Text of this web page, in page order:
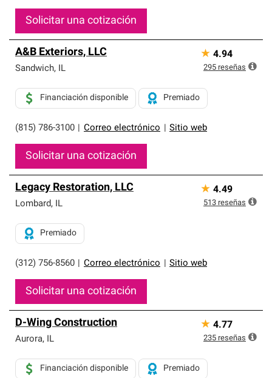
Solicitar una cotización
A&B Exteriors, LLC
Sandwich, IL
(815) 786-3100 Correo electrónico Sitio web
Financiación disponible Premiado
Solicitar una cotización
★ 4.94
295 reseñas
Legacy Restoration, LLC
Lombard, IL
(312) 756-8560 Correo electrónico Sitio web
Premiado
Solicitar una cotización
★ 4.49
513 reseñas
D-Wing Construction
Aurora, IL
Financiación disponible Premiado
★ 4.77
235 reseñas